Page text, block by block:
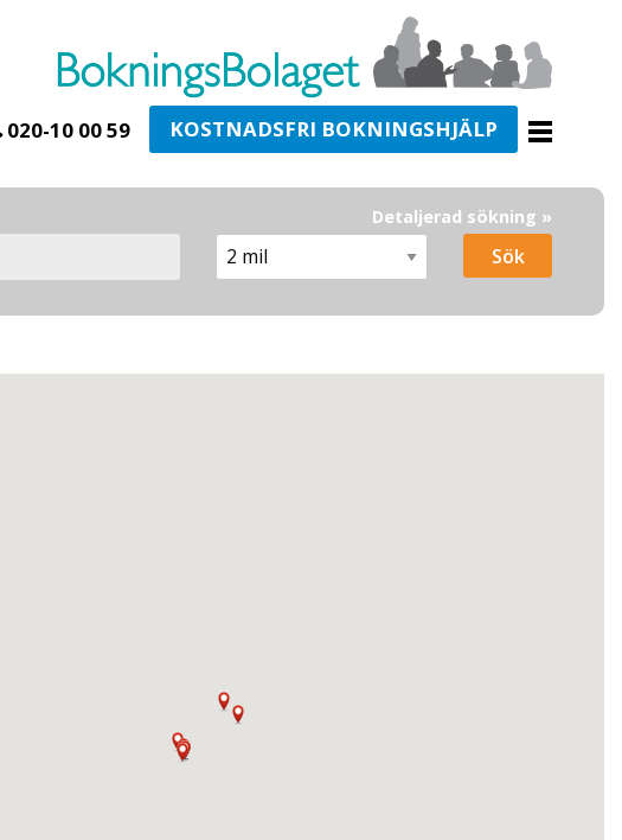
020-10 00 59 KOSTNADSFRI BOKNINGSHJÄLP
Detaljerad sökning »